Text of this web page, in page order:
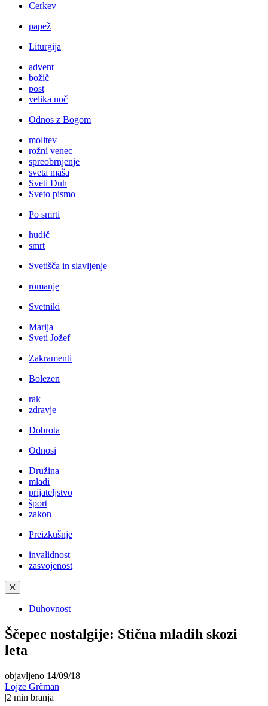
Cerkev
papež
Liturgija
advent
božič
post
velika noč
Odnos z Bogom
molitev
rožni venec
spreobrnjenje
sveta maša
Sveti Duh
Sveto pismo
Po smrti
hudič
smrt
Svetišča in slavljenje
romanje
Svetniki
Marija
Sveti Jožef
Zakramenti
Bolezen
rak
zdravje
Dobrota
Odnosi
Družina
mladi
prijateljstvo
šport
zakon
Preizkušnje
invalidnost
zasvojenost
✕
Duhovnost
Ščepec nostalgije: Stična mladih skozi
leta
objavljeno 14/09/18|
Lojze Grčman
|2 min branja